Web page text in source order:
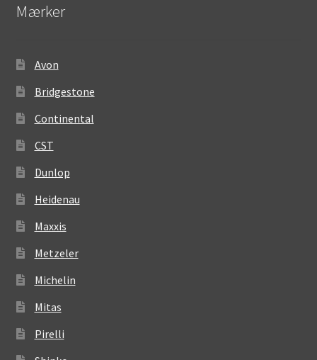
Mærker
Avon
Bridgestone
Continental
CST
Dunlop
Heidenau
Maxxis
Metzeler
Michelin
Mitas
Pirelli